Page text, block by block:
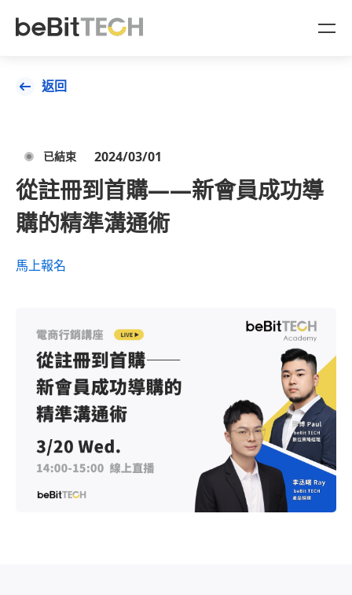
AgentBit
OMO 一站式整合
CDP 顧客數據平台
全渠道行銷顧客旅程
Meta / Google 廣告最佳化
AI 廣告優化模組
OMO 零售門市通路產業
顧問服務
品牌成功案例
產業白皮書
活動講座
部落格文章
關於 beBit TECH
公司介紹
合作夥伴
資安防護
人才招募
登入
OmniBPM
聯繫我們
返回
已結束 2024/03/01
從註冊到首購——新會員成功導
購的精準溝通術
馬上報名